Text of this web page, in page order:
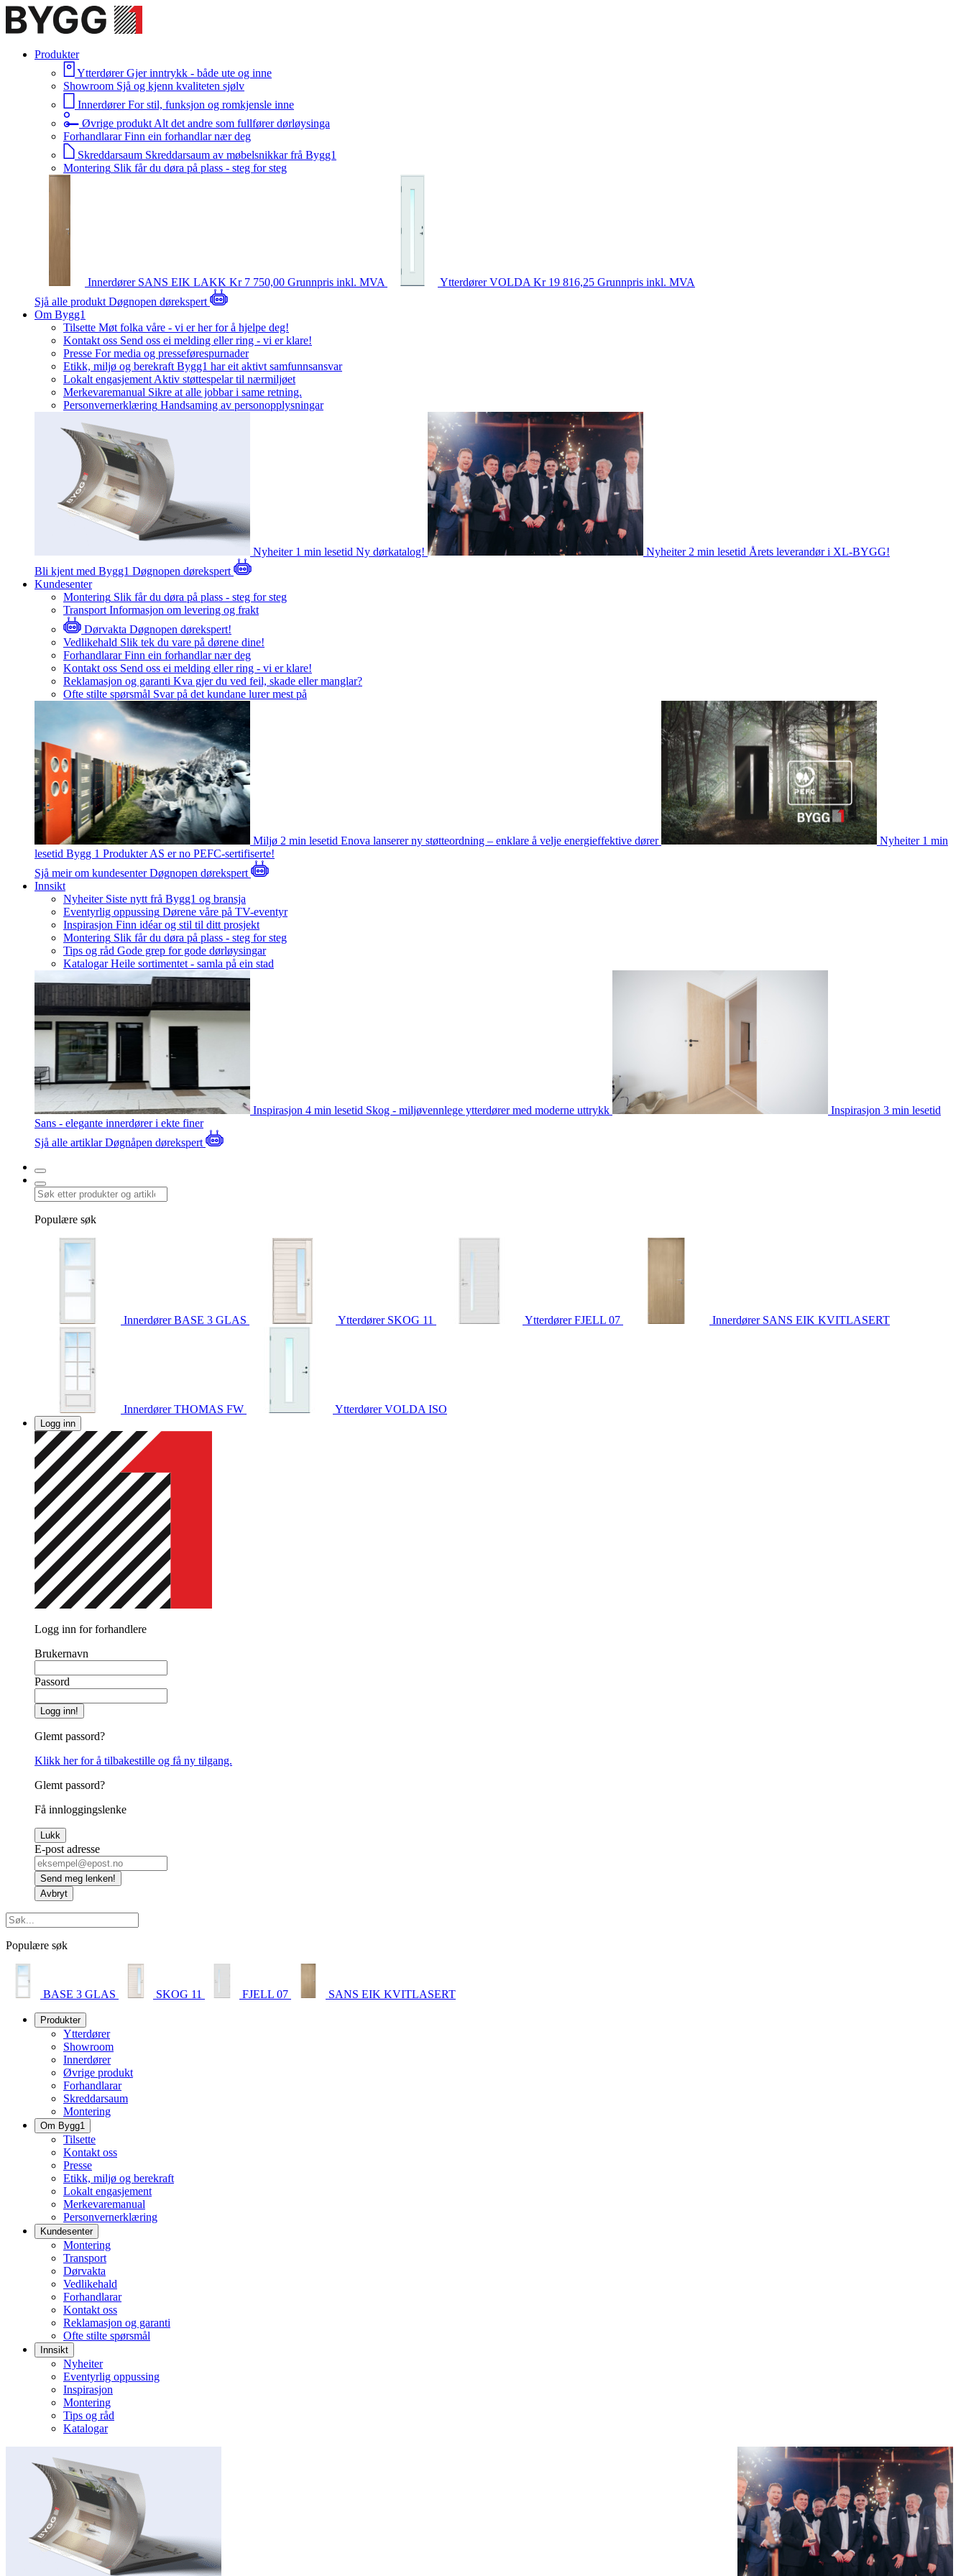
Produkter
Ytterdører Gjer inntrykk - både ute og inne
Showroom Sjå og kjenn kvaliteten sjølv
Innerdører For stil, funksjon og romkjensle inne
Øvrige produkt Alt det andre som fullfører dørløysinga
Forhandlarar Finn ein forhandlar nær deg
Skreddarsaum Skreddarsaum av møbelsnikkar frå Bygg1
Montering Slik får du døra på plass - steg for steg
Innerdører SANS EIK LAKK Kr 7 750,00 Grunnpris inkl. MVA YtterdørerVOLDA Kr 19 816,25 Grunnpris inkl. MVA
Sjå alle produkt Døgnopen dørekspert
Om Bygg1
Tilsette Møt folka våre - vi er her for å hjelpe deg!
Kontakt oss Send oss ei melding eller ring - vi er klare!
Presse For media og presseførespurnader
Etikk, miljø og berekraft Bygg1 har eit aktivt samfunnsansvar
Lokalt engasjement Aktiv støttespelar til nærmiljøet
Merkevaremanual Sikre at alle jobbar i same retning.
Personvernerklæring Handsaming av personopplysningar
Nyheiter 1 min lesetid Ny dørkatalog! Nyheiter 2 min lesetid Årets leverandør i XL-BYGG!
Bli kjent med Bygg1 Døgnopen dørekspert
Kundesenter
Montering Slik får du døra på plass - steg for steg
Transport Informasjon om levering og frakt
Dørvakta Døgnopen dørekspert!
Vedlikehald Slik tek du vare på dørene dine!
Forhandlarar Finn ein forhandlar nær deg
Kontakt oss Send oss ei melding eller ring - vi er klare!
Reklamasjon og garanti Kva gjer du ved feil, skade eller manglar?
Ofte stilte spørsmål Svar på det kundane lurer mest på
Miljø 2 min lesetid Enova lanserer ny støtteordning – enklare å velje energieffektive dører Nyheiter 1 min
lesetid Bygg 1 Produkter AS er no PEFC-sertifiserte!
Sjå meir om kundesenterDøgnopen dørekspert
Innsikt
Nyheiter Siste nytt frå Bygg1 og bransja
Eventyrlig oppussing Dørene våre på TV-eventyr
Inspirasjon Finn idéar og stil til ditt prosjekt
Montering Slik får du døra på plass - steg for steg
Tips og råd Gode grep for gode dørløysingar
Katalogar Heile sortimentet - samla på ein stad
Inspirasjon 4 min lesetid Skog - miljøvennlege ytterdører med moderne uttrykk Inspirasjon 3 min lesetid
Sans - elegante innerdører i ekte finer
Sjå alle artiklarDøgnåpen dørekspert
Populære søk
InnerdørerBASE 3 GLAS Ytterdører SKOG 11 YtterdørerFJELL 07 Innerdører SANS EIK KVITLASERT
InnerdørerTHOMAS FW YtterdørerVOLDA ISO
Logg inn
Logg inn for forhandlere
Brukernavn
Passord
Logg inn!
Glemt passord?
Klikk her for å tilbakestille og få ny tilgang.
Glemt passord?
Få innloggingslenke
Lukk
E-post adresse
Send meg lenken!
Avbryt
Populære søk
BASE 3 GLAS SKOG 11 FJELL 07 SANS EIK KVITLASERT
Produkter
Ytterdører
Showroom
Innerdører
Øvrige produkt
Forhandlarar
Skreddarsaum
Montering
Om Bygg1
Tilsette
Kontakt oss
Presse
Etikk, miljø og berekraft
Lokalt engasjement
Merkevaremanual
Personvernerklæring
Kundesenter
Montering
Transport
Dørvakta
Vedlikehald
Forhandlarar
Kontakt oss
Reklamasjon og garanti
Ofte stilte spørsmål
Innsikt
Nyheiter
Eventyrlig oppussing
Inspirasjon
Montering
Tips og råd
Katalogar